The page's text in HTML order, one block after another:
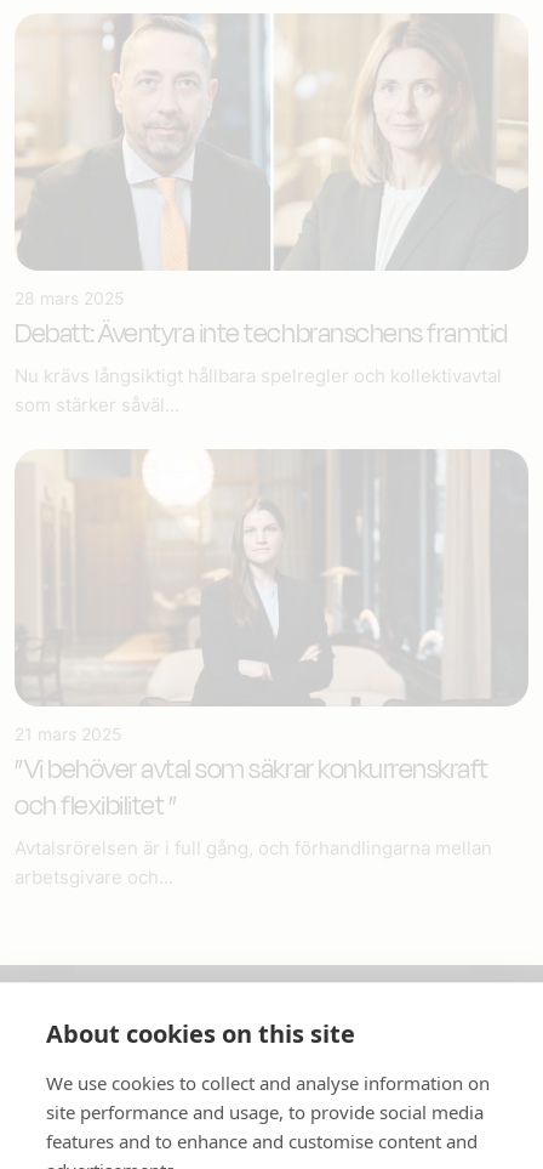
28 mars 2025
Debatt: Äventyra inte techbranschens framtid
Nu krävs långsiktigt hållbara spelregler och kollektivavtal
som stärker såväl...
21 mars 2025
”Vi behöver avtal som säkrar konkurrenskraft
och flexibilitet ”
Avtalsrörelsen är i full gång, och förhandlingarna mellan
arbetsgivare och...
In English
Standardavtal
About cookies on this site
We use cookies to collect and analyse information on
site performance and usage, to provide social media
features and to enhance and customise content and